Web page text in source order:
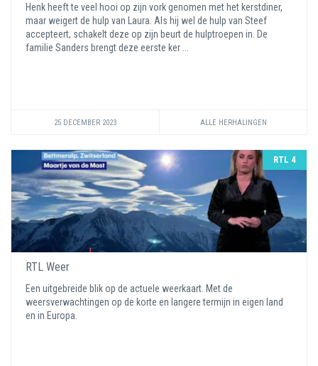
Henk heeft te veel hooi op zijn vork genomen met het kerstdiner,
maar weigert de hulp van Laura. Als hij wel de hulp van Steef
accepteert, schakelt deze op zijn beurt de hulptroepen in. De
familie Sanders brengt deze eerste ker ...
25 DECEMBER 2023 ALLE HERHALINGEN
RTL 4
RTL Weer
Een uitgebreide blik op de actuele weerkaart. Met de
weersverwachtingen op de korte en langere termijn in eigen land
en in Europa.